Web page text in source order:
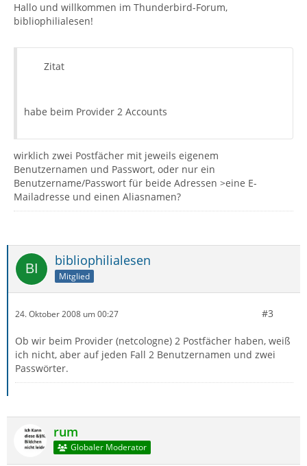
Hallo und willkommen im Thunderbird-Forum,
bibliophilialesen!
Zitat
habe beim Provider 2 Accounts
wirklich zwei Postfächer mit jeweils eigenem
Benutzernamen und Passwort, oder nur ein
Benutzername/Passwort für beide Adressen >eine E-
Mailadresse und einen Aliasnamen?
bibliophilialesen
Mitglied
24. Oktober 2008 um 00:27 #3
Ob wir beim Provider (netcologne) 2 Postfächer haben, weiß
ich nicht, aber auf jeden Fall 2 Benutzernamen und zwei
Passwörter.
rum
Globaler Moderator